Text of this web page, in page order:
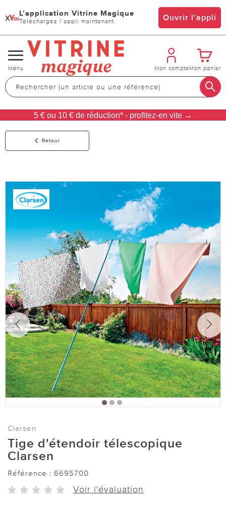
x L’application Vitrine Magique
Téléchargez l’appli maintenant Ouvrir l’appli
Changer
de
navigation
Menu Mon compteMon panier
5 € ou 10 € de réduction* - profitez-en vite →
Retour
Clarsen
Tige d'étendoir télescopique
Clarsen
Référence : 6695700
Voir l'évaluation